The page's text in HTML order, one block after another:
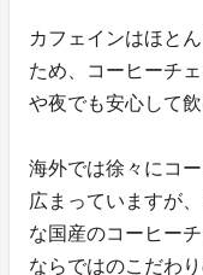
カフェインはほと
ため、コーヒーチ
や夜でも安心して
海外では徐々にコ
広まっていますが
な国産のコーヒー
ならではのこだわ